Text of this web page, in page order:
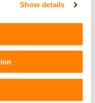
Show details
plan en de
Chief Actuary,
dat Alm. Brand
om zowel het